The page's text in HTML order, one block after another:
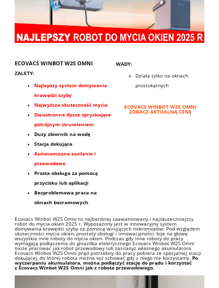
ECOVACS WINBOT W2S OMNI
ZALETY:
Najlepszy system domywania
krawędzi szyby
Najwyższa skuteczność mycia
Dwustronne dysze spryskujące
potrójnym strumieniem
Duzy zbiornik na wodę
Stacja dokująca
Autonomiczne zasilanie i
przewodowe
Prosta obsługa za pomocą
przycisku lub aplikacji
Bezproblemowa praca na
oknach bezramowych
WADY:
Działa tylko na oknach
prostokątnych
ECOVACS WINBOT W2S OMNI
ZOBACZ AKTUALNĄ CENĘ
Ecovacs Winbot W2S Omni to najbardziej zaawansowany i najskuteczniejszy
robot do mycia okien 2025 r. Wyposażony jest w innowacyjny system
domywania krawędzi szyby za pomocą wirujących mikromopów. Pod względem
skuteczności mycia okien, prostoty obsługi i innowacyjności, bije na głowę
wszystkie inne roboty do mycia okien. Podczas gdy inne roboty do pracy
wymagają podłączenia do gniazdka elektrycznego Ecovacs Winbot W2S Omni
może pracować jak robot przewodowy lub zasilanyz własnego akumulatora.
Ecovacs Winbot W2S Omni prąd potrzebny do pracy pobiera ze specjalnej stacji
dokującej, do której robota można też schować gdy z niego nie korzystamy. Po
wyczerpaniu akumulatora, można podłączyć stację do prądu i korzystać
z Ecovacs Winbot W2S Omni jak z robota przewodowego.